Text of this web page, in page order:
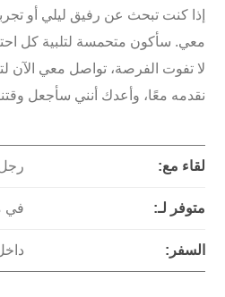
إذا كنت تبحث عن رفيق ليلي أو
معي. سأكون متحمسة لتلبية كل
لا تفوت الفرصة، تواصل معي الآن
نقدمه معًا، وأعدك أنني سأجعل
لقاء مع:
متوفر لـ: في
السفر: